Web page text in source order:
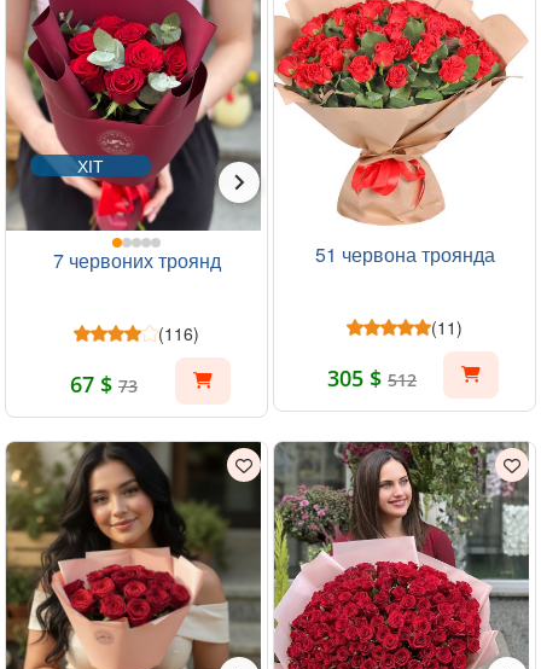
ХІТ
7 червоних троянд
(116)
67 $ 73
51 червона троянда
(11)
305 $ 512